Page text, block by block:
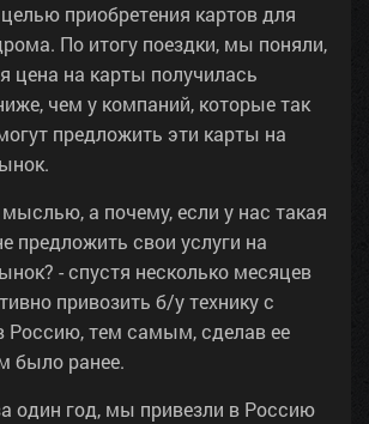
приобретения картов для
По итогу поездки, мы поняли,
цена на карты получилась
чем у компаний, которые так
предложить эти карты на
а почему, если у нас такая
предложить свои услуги на
- спустя несколько месяцев
привозить б/у технику с
Россию, тем самым, сделав ее
было ранее.
один год, мы привезли в Россию